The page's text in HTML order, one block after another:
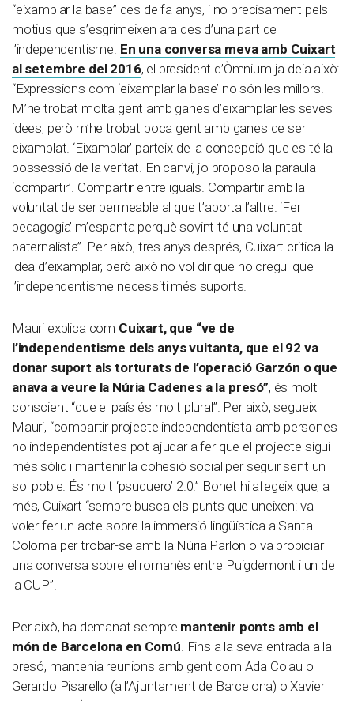
“eixamplar la base” des de fa anys, i no precisament pels
motius que s’esgrimeixen ara des d’una part de
l’independentisme. En una conversa meva amb Cuixart
al setembre del 2016, el president d’Òmnium ja deia això:
“Expressions com ‘eixamplar la base’ no són les millors.
M’he trobat molta gent amb ganes d’eixamplar les seves
idees, però m’he trobat poca gent amb ganes de ser
eixamplat. ‘Eixamplar’ parteix de la concepció que es té la
possessió de la veritat. En canvi, jo proposo la paraula
‘compartir’. Compartir entre iguals. Compartir amb la
voluntat de ser permeable al que t’aporta l’altre. ‘Fer
pedagogia’ m’espanta perquè sovint té una voluntat
paternalista”. Per això, tres anys després, Cuixart critica la
idea d’eixamplar, però això no vol dir que no cregui que
l’independentisme necessiti més suports.
Mauri explica com Cuixart, que “ve de
l’independentisme dels anys vuitanta, que el 92 va
donar suport als torturats de l’operació Garzón o que
anava a veure la Núria Cadenes a la presó”, és molt
conscient “que el país és molt plural”. Per això, segueix
Mauri, “compartir projecte independentista amb persones
no independentistes pot ajudar a fer que el projecte sigui
més sòlid i mantenir la cohesió social per seguir sent un
sol poble. És molt ‘psuquero’ 2.0.” Bonet hi afegeix que, a
més, Cuixart “sempre busca els punts que uneixen: va
voler fer un acte sobre la immersió lingüística a Santa
Coloma per trobar-se amb la Núria Parlon o va propiciar
una conversa sobre el romanès entre Puigdemont i un de
la CUP”.
Per això, ha demanat sempre mantenir ponts amb el
món de Barcelona en Comú. Fins a la seva entrada a la
presó, mantenia reunions amb gent com Ada Colau o
Gerardo Pisarello (a l’Ajuntament de Barcelona) o Xavier